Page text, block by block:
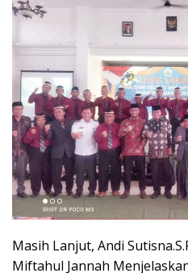
Masih Lanjut, Andi
Miftahul Jannah